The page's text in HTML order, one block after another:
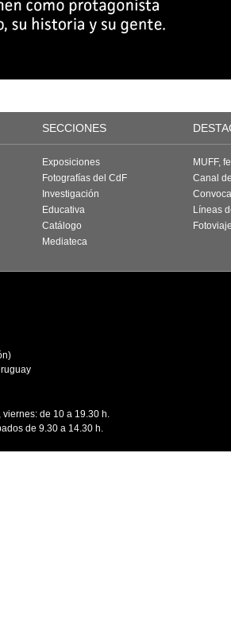
SECCIONES
Exposiciones
Fotografías del CdF
Investigación
Educativa
Catálogo
Mediateca
MUFF,
Canal
Líneas
de 10 a 19.30 h.
de 9.30 a 14.30 h.